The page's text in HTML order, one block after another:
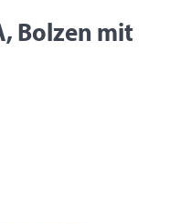
Bolzen mit